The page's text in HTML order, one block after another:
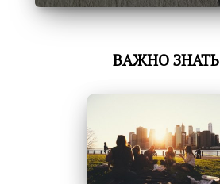
ВАЖНО ЗНАТЬ